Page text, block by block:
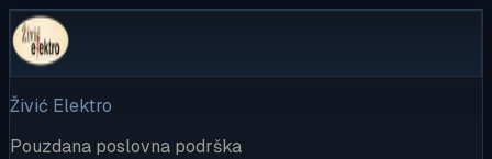
Živić Elektro
Pouzdana poslovna podrška